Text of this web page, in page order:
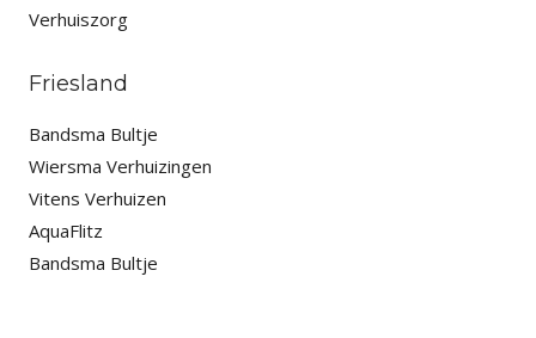
Verhuiszorg
Friesland
Bandsma Bultje
Wiersma Verhuizingen
Vitens Verhuizen
AquaFlitz
Bandsma Bultje